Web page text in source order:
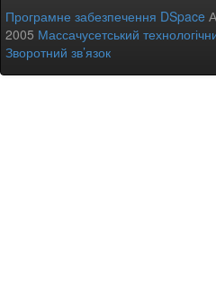
Програмне забезпечення DSpace
2005 Массачусетський
Зворотний зв’язок